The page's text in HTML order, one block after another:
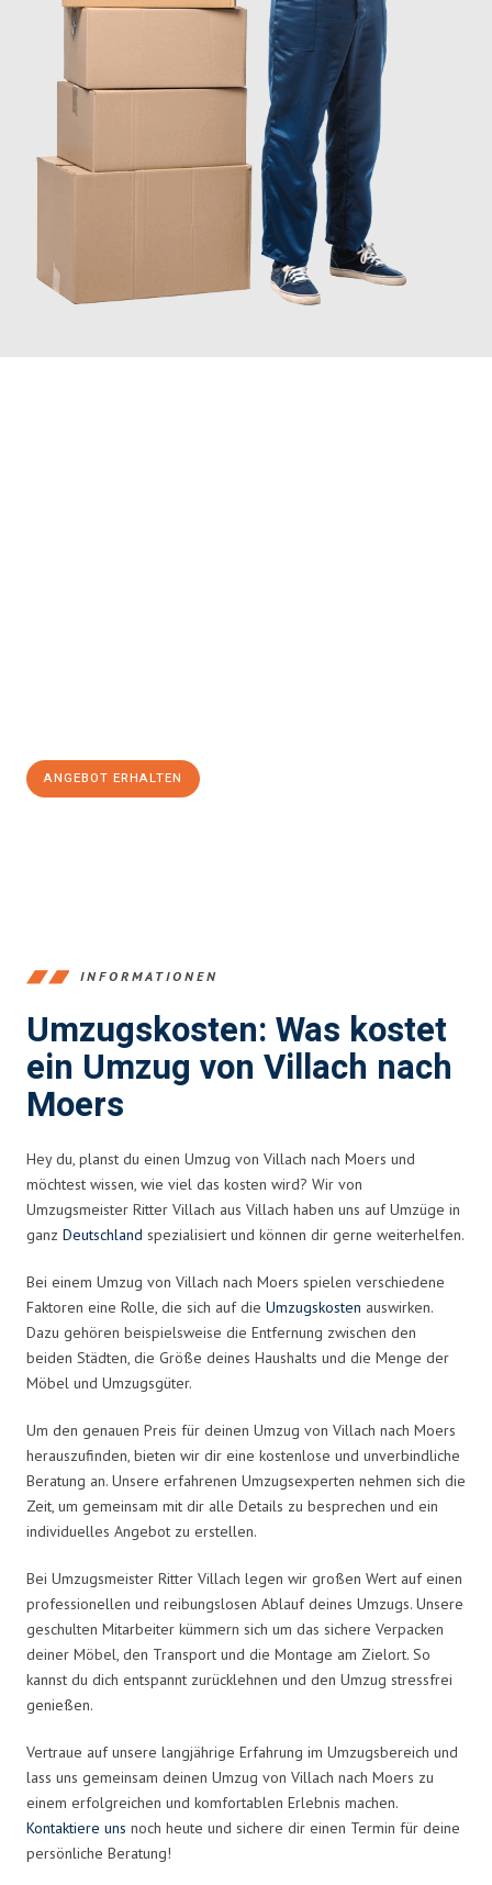
ANGEBOT ERHALTEN
INFORMATIONEN
Umzugskosten: Was kostet
ein Umzug von Villach nach
Moers
Hey du, planst du einen Umzug von Villach nach Moers und
möchtest wissen, wie viel das kosten wird? Wir von
Umzugsmeister Ritter Villach aus Villach haben uns auf Umzüge in
ganz Deutschland spezialisiert und können dir gerne weiterhelfen.
Bei einem Umzug von Villach nach Moers spielen verschiedene
Faktoren eine Rolle, die sich auf die Umzugskosten auswirken.
Dazu gehören beispielsweise die Entfernung zwischen den
beiden Städten, die Größe deines Haushalts und die Menge der
Möbel und Umzugsgüter.
Um den genauen Preis für deinen Umzug von Villach nach Moers
herauszufinden, bieten wir dir eine kostenlose und unverbindliche
Beratung an. Unsere erfahrenen Umzugsexperten nehmen sich die
Zeit, um gemeinsam mit dir alle Details zu besprechen und ein
individuelles Angebot zu erstellen.
Bei Umzugsmeister Ritter Villach legen wir großen Wert auf einen
professionellen und reibungslosen Ablauf deines Umzugs. Unsere
geschulten Mitarbeiter kümmern sich um das sichere Verpacken
deiner Möbel, den Transport und die Montage am Zielort. So
kannst du dich entspannt zurücklehnen und den Umzug stressfrei
genießen.
Vertraue auf unsere langjährige Erfahrung im Umzugsbereich und
lass uns gemeinsam deinen Umzug von Villach nach Moers zu
einem erfolgreichen und komfortablen Erlebnis machen.
Kontaktiere uns noch heute und sichere dir einen Termin für deine
persönliche Beratung!